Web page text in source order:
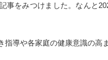
事をみつけました。なんと
指導や各家庭の健康意識の高